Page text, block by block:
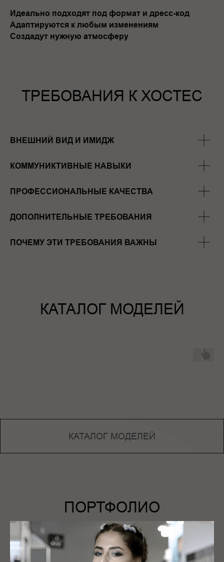
Идеально подходят под формат и дресс-код
Адаптируются к любым изменениям
Создадут нужную атмосферу
ТРЕБОВАНИЯ К ХОСТЕС
ВНЕШНИЙ ВИД И ИМИДЖ
КОММУНИКТИВНЫЕ НАВЫКИ
ПРОФЕССИОНАЛЬНЫЕ КАЧЕСТВА
ДОПОЛНИТЕЛЬНЫЕ ТРЕБОВАНИЯ
ПОЧЕМУ ЭТИ ТРЕБОВАНИЯ ВАЖНЫ
КАТАЛОГ МОДЕЛЕЙ
КАТАЛОГ МОДЕЛЕЙ
ПОРТФОЛИО